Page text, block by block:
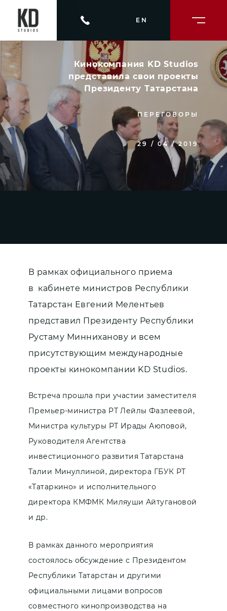
EN
Кинокомпания KD Studios
представила свои проекты
Президенту Татарстана
ПЕРЕГОВОРЫ
29 / 04 / 2019
В рамках официального приема
в кабинете министров Республики
Татарстан Евгений Мелентьев
представил Президенту Республики
Рустаму Минниханову и всем
присутствующим международные
проекты кинокомпании KD Studios.
Встреча прошла при участии заместителя
Премьер-министра РТ Лейлы Фазлеевой,
Министра культуры РТ Ирады Аюповой,
Руководителя Агентства
инвестиционного развития Татарстана
Талии Минуллиной, директора ГБУК РТ
«Татаркино» и исполнительного
директора КМФМК Миляуши Айтугановой
и др.
В рамках данного мероприятия
состоялось обсуждение с Президентом
Республики Татарстан и другими
официальными лицами вопросов
совместного кинопроизводства на